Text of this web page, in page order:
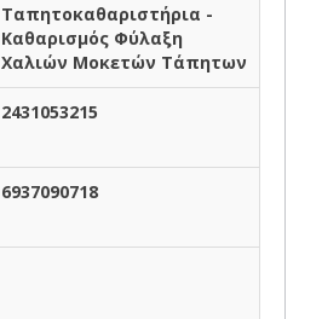
Ταπητοκαθαριστήρια -
Καθαρισμός Φύλαξη
Χαλιών Μοκετών Τάπητων
2431053215
6937090718